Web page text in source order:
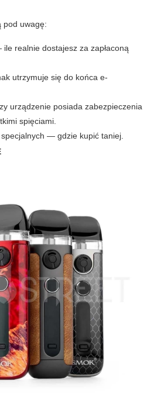
pod uwagę:
realnie dostajesz za zapłaconą
utrzymuje się do końca e-
urządzenie posiada zabezpieczenia
spięciami.
— gdzie kupić taniej.